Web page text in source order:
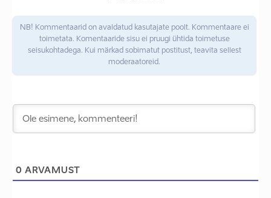
NB! Kommentaarid on avaldatud kasutajate poolt. Kommentaare ei
toimetata. Komentaaride sisu ei pruugi ühtida toimetuse
seisukohtadega. Kui märkad sobimatut postitust, teavita sellest
moderaatoreid.
0 ARVAMUST